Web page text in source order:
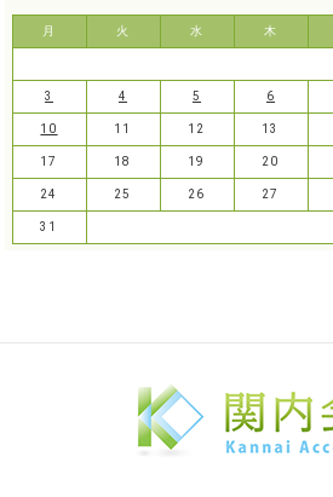
月 火 水 木
3 4 5 6
10 11 12 13
17 18 19 20
24 25 26 27
31